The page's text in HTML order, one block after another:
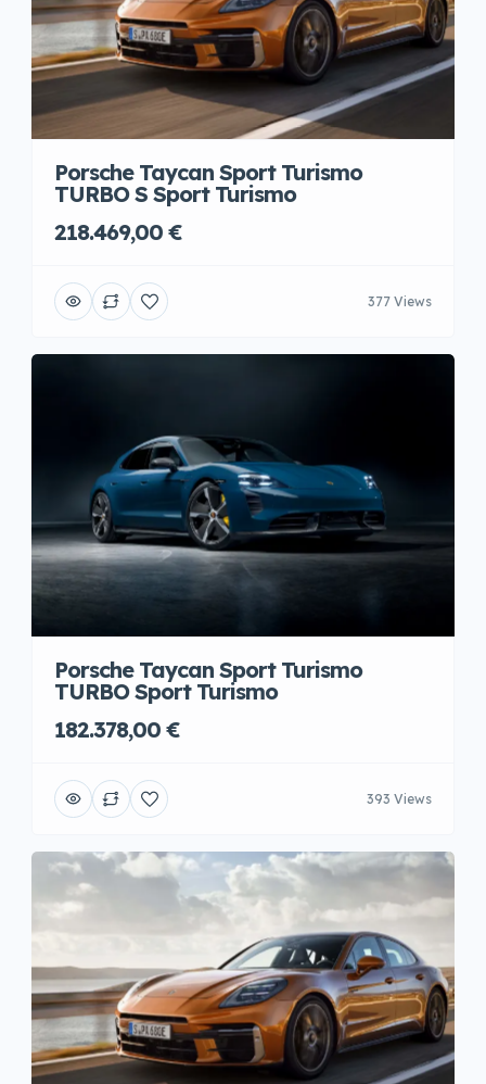
Porsche Taycan Sport Turismo
TURBO S Sport Turismo
218.469,00 €
377 Views
Porsche Taycan Sport Turismo
TURBO Sport Turismo
182.378,00 €
393 Views